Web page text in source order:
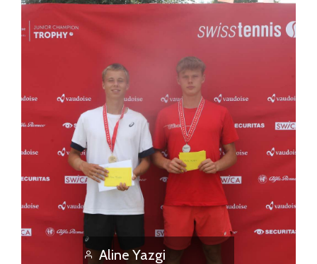
Aline Yazgi